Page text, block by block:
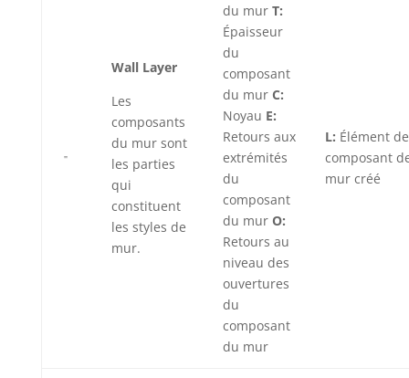
Wall Layer
Les
composants
du mur sont
les parties
qui
constituent
les styles de
mur.
du mur T:
Épaisseur
du
composant
du mur C:
Noyau E:
Retours aux
extrémités
du
composant
du mur O:
Retours au
niveau des
ouvertures
du
composant
du mur
L: Élément de
composant
mur créé